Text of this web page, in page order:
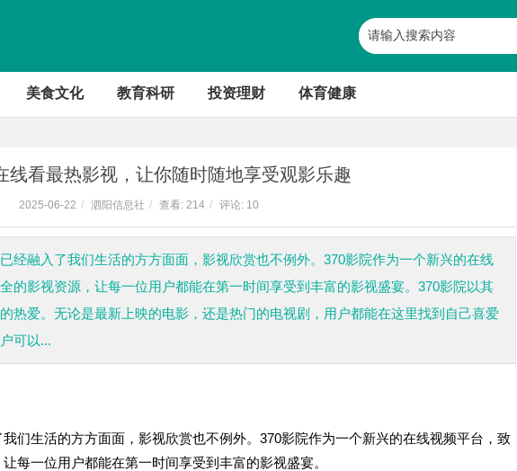
美食文化 教育科研 投资理财 体育健康
线看最热影视，让你随时随地享受观影乐趣
2025-06-22 / 泗阳信息社 / 查看: 214 / 评论: 10
经融入了我们生活的方方面面，影视欣赏也不例外。370影院作为一个新兴的在线
的影视资源，让每一位用户都能在第一时间享受到丰富的影视盛宴。370影院以其
热爱。无论是最新上映的电影，还是热门的电视剧，用户都能在这里找到自己喜爱
可以...
们生活的方方面面，影视欣赏也不例外。370影院作为一个新兴的在线视频平台，致
每一位用户都能在第一时间享受到丰富的影视盛宴。